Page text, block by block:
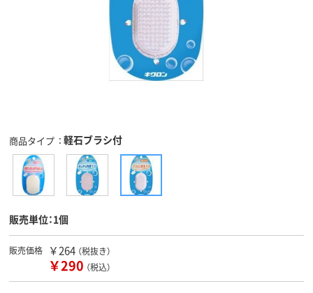
商品タイプ 軽石ブラシ付
販売単位：1個
販売価格 ￥264 （税抜き）
￥290 （税込）